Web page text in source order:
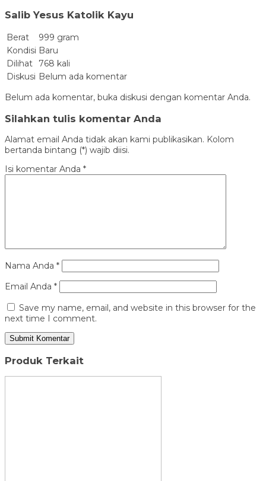
Salib Yesus Katolik Kayu
Berat
999 gram
Kondisi Baru
Dilihat
768 kali
Diskusi Belum ada komentar
Belum ada komentar, buka diskusi dengan komentar Anda.
Silahkan tulis komentar Anda
Alamat email Anda tidak akan kami publikasikan. Kolom
bertanda bintang (*) wajib diisi.
Isi komentar Anda *
Nama Anda *
Email Anda *
Save my name, email, and website in this browser for the
next time I comment.
Produk Terkait